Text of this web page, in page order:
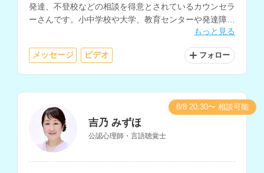
発達、不登校などの相談を得意とされているカウンセラ
ーさんです。小中学校や大学、教育センターや発達障害
を診療するクリニックでの勤務経験もお持ちです。
もっと見る
メッセージ ビデオ フォロー
吉乃 みずほ
公認心理師・言語聴覚士
8/8 20:30〜 相談可能